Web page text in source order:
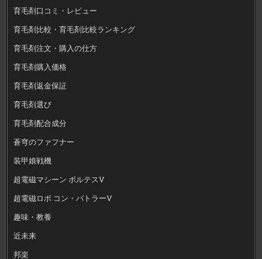
育毛剤口コミ・レビュー
育毛剤比較・育毛剤比較ランキング
育毛剤注文・購入の仕方
育毛剤購入価格
育毛剤返金保証
育毛剤選び
育毛剤配合成分
蒼穹のファフナー
装甲娘戦機
超電磁マシーン ボルテスV
超電磁ロボ コン・バトラーV
趣味・教養
近未来
邦楽